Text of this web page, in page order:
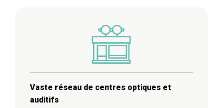
Vaste réseau de centres optiques et
auditifs